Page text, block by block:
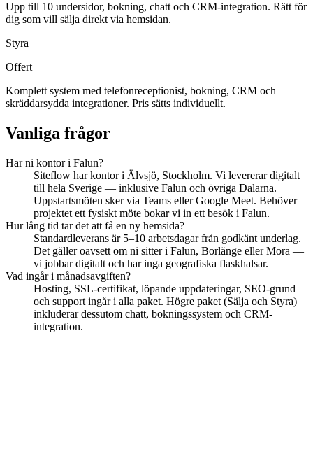
Upp till 10 undersidor, bokning, chatt och CRM-integration. Rätt för
dig som vill sälja direkt via hemsidan.
Styra
Offert
Komplett system med telefonreceptionist, bokning, CRM och
skräddarsydda integrationer. Pris sätts individuellt.
Vanliga frågor
Har ni kontor i Falun?
Siteflow har kontor i Älvsjö, Stockholm. Vi levererar digitalt
till hela Sverige — inklusive Falun och övriga Dalarna.
Uppstartsmöten sker via Teams eller Google Meet. Behöver
projektet ett fysiskt möte bokar vi in ett besök i Falun.
Hur lång tid tar det att få en ny hemsida?
Standardleverans är 5–10 arbetsdagar från godkänt underlag.
Det gäller oavsett om ni sitter i Falun, Borlänge eller Mora —
vi jobbar digitalt och har inga geografiska flaskhalsar.
Vad ingår i månadsavgiften?
Hosting, SSL-certifikat, löpande uppdateringar, SEO-grund
och support ingår i alla paket. Högre paket (Sälja och Styra)
inkluderar dessutom chatt, bokningssystem och CRM-
integration.